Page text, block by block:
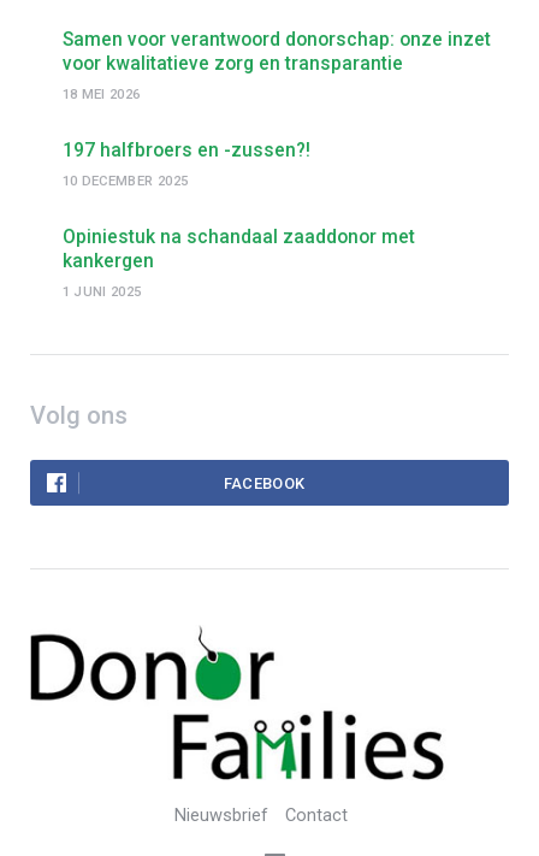
Samen voor verantwoord donorschap: onze inzet
voor kwalitatieve zorg en transparantie
18 MEI 2026
197 halfbroers en -zussen?!
10 DECEMBER 2025
Opiniestuk na schandaal zaaddonor met
kankergen
1 JUNI 2025
Volg ons
FACEBOOK
Nieuwsbrief Contact